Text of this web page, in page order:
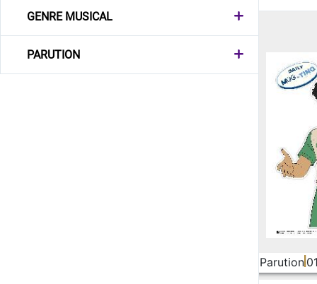
GENRE MUSICAL
PARUTION
Parution